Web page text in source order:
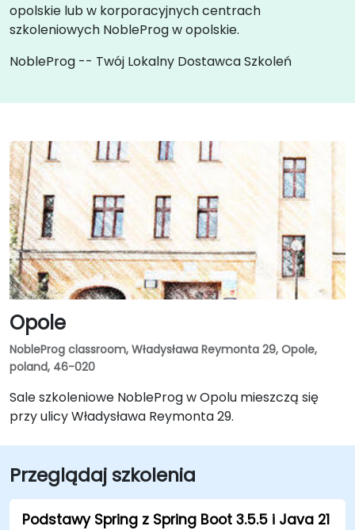
opolskie lub w korporacyjnych centrach
szkoleniowych NobleProg w opolskie.
NobleProg -- Twój Lokalny Dostawca Szkoleń
Opole
NobleProg classroom, Władysława Reymonta 29, Opole,
poland, 46-020
Sale szkoleniowe NobleProg w Opolu mieszczą się
przy ulicy Władysława Reymonta 29.
Przeglądaj szkolenia
Podstawy Spring z Spring Boot 3.5.5 i Java 21